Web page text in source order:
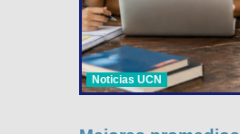
Noticias UCN